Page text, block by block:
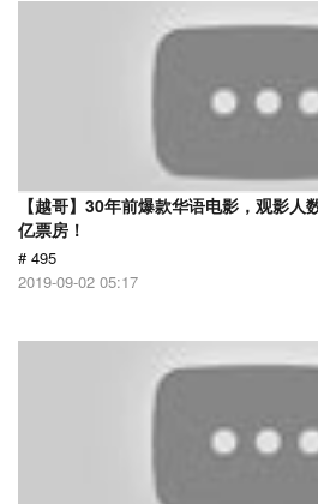
【越哥】30年前爆款华语电影，观影
亿票房！
# 495
2019-09-02 05:17